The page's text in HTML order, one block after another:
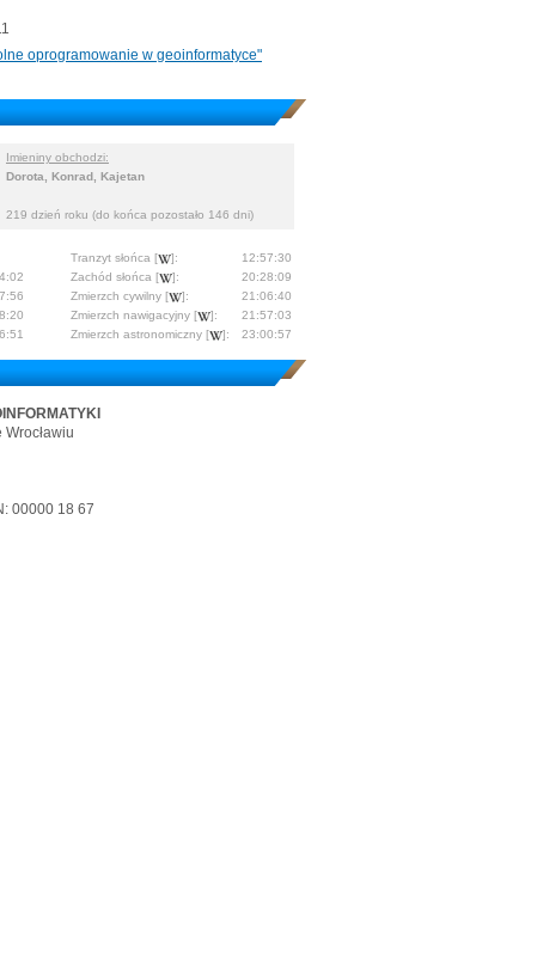
oprogramowanie w geoinformatyce"
Imieniny obchodzi:
Dorota, Konrad, Kajetan
219 dzień roku (do końca pozostało 146 dni)
Tranzyt słońca [ ]:
12:57:30
Zachód słońca [ ]:
20:28:09
Zmierzch cywilny [ ]:
21:06:40
Zmierzch nawigacyjny [ ]:
21:57:03
Zmierzch astronomiczny [ ]: 23:00:57
00000 18 67